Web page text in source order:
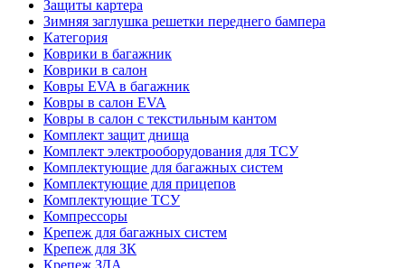
Защиты картера
Зимняя заглушка решетки переднего бампера
Категория
Коврики в багажник
Коврики в салон
Ковры EVA в багажник
Ковры в салон EVA
Ковры в салон с текстильным кантом
Комплект защит днища
Комплект электрооборудования для ТСУ
Комплектующие для багажных систем
Комплектующие для прицепов
Комплектующие ТСУ
Компрессоры
Крепеж для багажных систем
Крепеж для ЗК
Крепеж ЗДА